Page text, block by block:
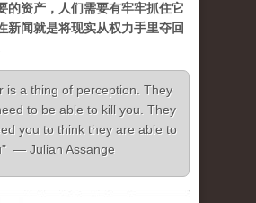
的资产，人们需要有牢牢抓住它
新闻就是将现实从权力手里夺回
is a thing of perception. They
to be able to kill you. They
you to think they are able to
— Julian Assange